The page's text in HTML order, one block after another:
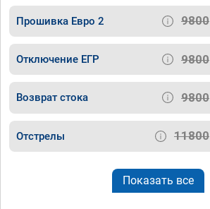
Прошивка Евро 2 9800
Отключение ЕГР 9800
Возврат стока 9800
Отстрелы 11800
Показать все